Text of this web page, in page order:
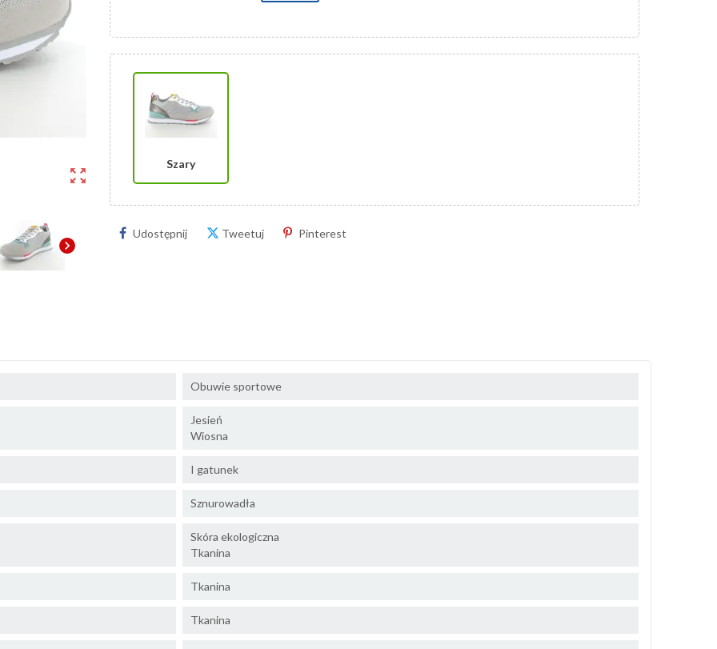
zoom_out_map
chevron_right
Szary
Udostępnij Tweetuj Pinterest
Obuwie sportowe
Jesień
Wiosna
I gatunek
Sznurowadła
Skóra ekologiczna
Tkanina
Tkanina
Tkanina